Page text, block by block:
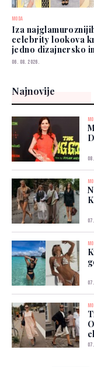
MODA
Iza
celebrity lookova
jedno dizajnersko
06. 08. 2026.
Najnovije